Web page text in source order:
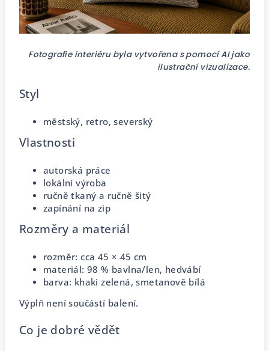
Fotografie interiéru byla vytvořena s pomocí AI jako
ilustrační vizualizace.
Styl
městský, retro, severský
Vlastnosti
autorská práce
lokální výroba
ručně tkaný a ručně šitý
zapínání na zip
Rozměry a materiál
rozměr: cca 45 × 45 cm
materiál: 98 % bavlna/len, hedvábí
barva: khaki zelená, smetanově bílá
Výplň není součástí balení.
Co je dobré vědět